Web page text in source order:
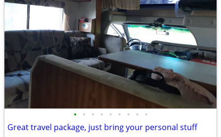
• • • • • • • • •
Great travel package, just bring your personal stuff